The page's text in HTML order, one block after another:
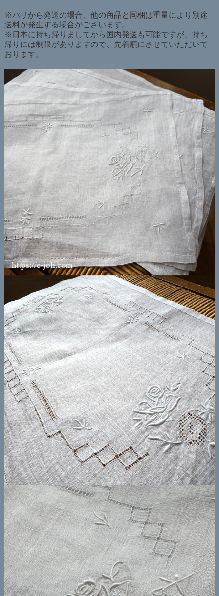
※パリから発送の場合、他の商品と同梱は重量により別途
送料が発生する場合がございます。
※日本に持ち帰りましてから国内発送も可能ですが、持ち
帰りには制限がありますので、先着順にさせていただいて
おります。